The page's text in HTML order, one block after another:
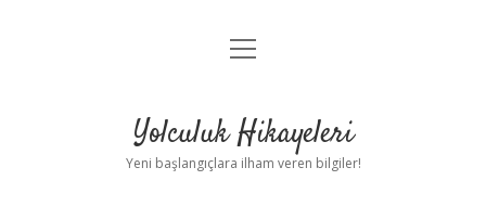
Anasayfa
Yasal Uyarı
menüyü
Yolculuk Hikayeleri
Yeni başlangıçlara ilham veren bilgiler!